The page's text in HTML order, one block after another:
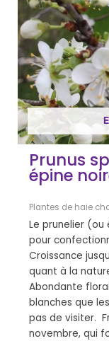
Prunus
épine
Plantes de haie
Le prunelier
pour
Croissance
quant à la
Abondante
blanches que
pas de visiter.
novembre, qui